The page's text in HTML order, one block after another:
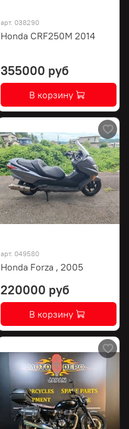
арт. 038290
Honda CRF250M 2014
355000 руб
В корзину
арт. 049580
Honda Forza , 2005
220000 руб
В корзину